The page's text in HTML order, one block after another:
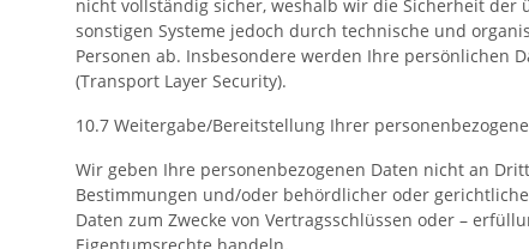
nicht vollständig sicher, weshalb wir die Sicherheit
sonstigen Systeme jedoch durch technische und
Personen ab. Insbesondere werden Ihre persönlichen
(Transport Layer Security).
10.7 Weitergabe/Bereitstellung Ihrer
Wir geben Ihre personenbezogenen Daten nicht an
Bestimmungen und/oder behördlicher oder
Daten zum Zwecke von Vertragsschlüssen oder –